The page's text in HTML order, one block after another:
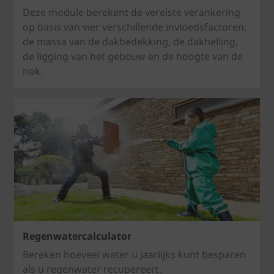
Deze module berekent de vereiste verankering
op basis van vier verschillende invloedsfactoren:
de massa van de dakbedekking, de dakhelling,
de ligging van het gebouw en de hoogte van de
nok.
Regenwatercalculator
Bereken hoeveel water u jaarlijks kunt besparen
als u regenwater recupereert.